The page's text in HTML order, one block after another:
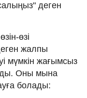
деген
өзі
жалпы
мүмкін жағымсыз
Оны мына
болады: